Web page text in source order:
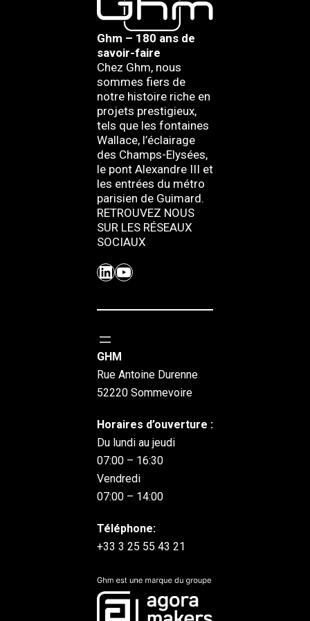
Ghm – 180 ans de
savoir-faire
Chez Ghm, nous
sommes fiers de
notre histoire riche en
projets prestigieux,
tels que les fontaines
Wallace, l’éclairage
des Champs-Elysées,
le pont Alexandre III et
les entrées du métro
parisien de Guimard.
RETROUVEZ NOUS
SUR LES RÉSEAUX
SOCIAUX
LinkedIn YouTube
GHM
Rue Antoine Durenne
52220 Sommevoire
Horaires d’ouverture :
Du lundi au jeudi
07:00 – 16:30
Vendredi
07:00 – 14:00
Téléphone:
+33 3 25 55 43 21